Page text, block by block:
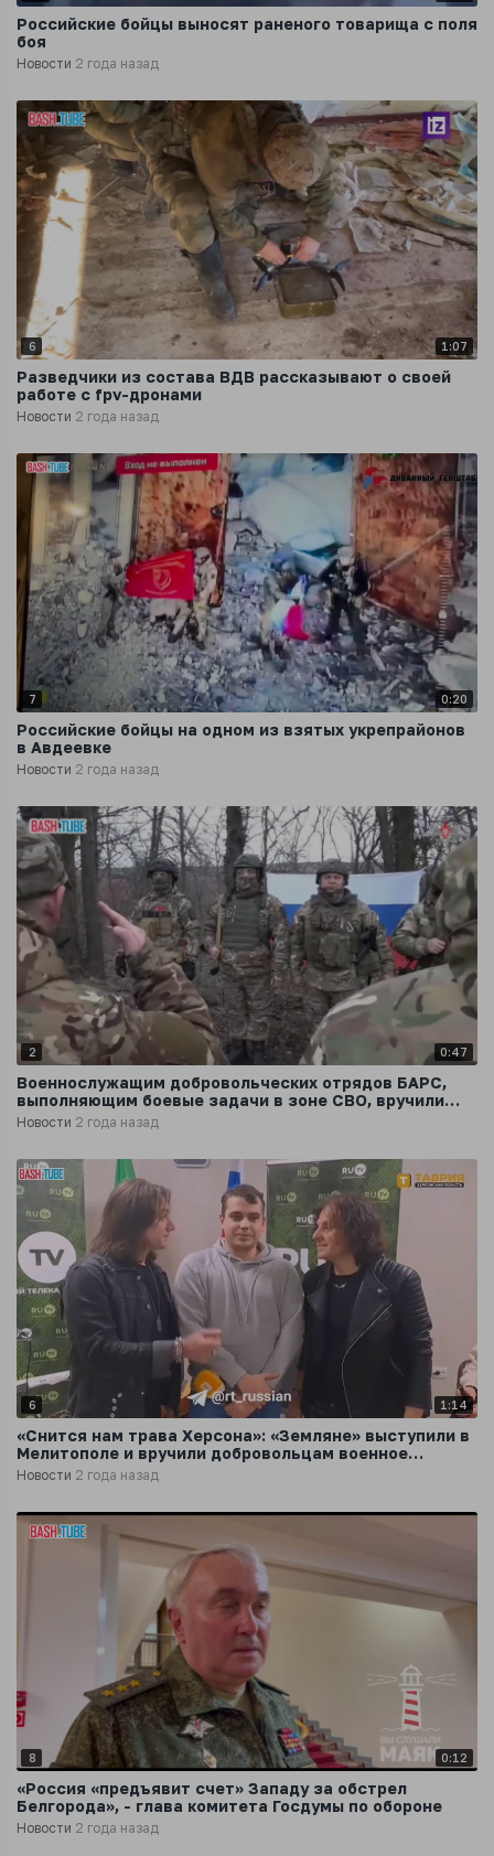
Российские бойцы выносят раненого товарища с поля
боя
Новости 2 года назад
6 1:07
Разведчики из состава ВДВ рассказывают о своей
работе с fpv-дронами
Новости 2 года назад
7 0:20
Российские бойцы на одном из взятых укрепрайонов
в Авдеевке
Новости 2 года назад
2 0:47
Военнослужащим добровольческих отрядов БАРС,
выполняющим боевые задачи в зоне СВО, вручили
заслуженные награды
Новости 2 года назад
6 1:14
«Снится нам трава Херсона»: «Земляне» выступили в
Мелитополе и вручили добровольцам военное
оборудование
Новости 2 года назад
8 0:12
«Россия «предъявит счет» Западу за обстрел
Белгорода», - глава комитета Госдумы по обороне
Новости 2 года назад